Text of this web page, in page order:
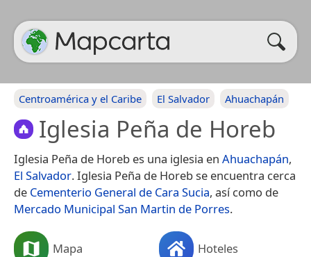
Centroamérica y el Caribe El Salvador Ahuachapán
Iglesia Peña de Horeb
Iglesia Peña de Horeb es una iglesia en Ahuachapán,
El Salvador. Iglesia Peña de Horeb se encuentra cerca
de Cementerio General de Cara Sucia, así como de
Mercado Municipal San Martin de Porres.
Mapa Hoteles